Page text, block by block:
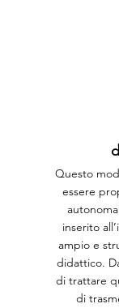
Questo
essere
inserito
ampio e
didattico.
di trattare
di